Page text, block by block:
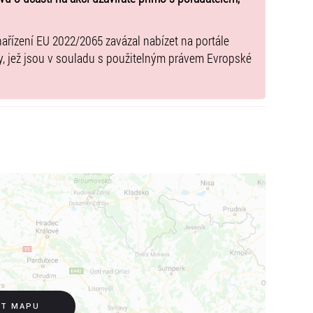
EU 2022/2065 zavázal nabízet na portále
jsou v souladu s použitelným právem Evropské
MAPU